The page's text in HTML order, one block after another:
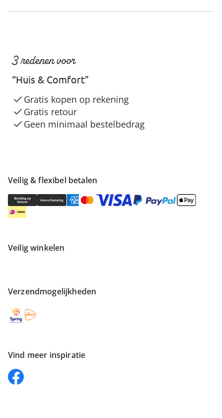
Veilig & flexibel betalen
Veilig winkelen
Verzendmogelijkheden
Vind meer inspiratie
3 redenen voor
“Huis & Comfort”
Gratis kopen op rekening
Gratis retour
Geen minimaal bestelbedrag